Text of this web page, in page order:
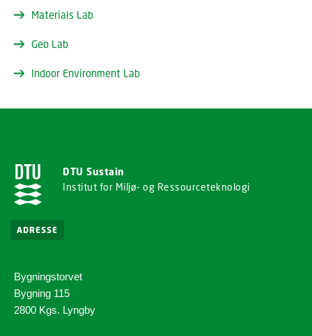
Materials Lab
Geo Lab
Indoor Environment Lab
DTU Sustain
Institut for Miljø- og Ressourceteknologi
ADRESSE
Bygningstorvet
Bygning 115
2800 Kgs. Lyngby